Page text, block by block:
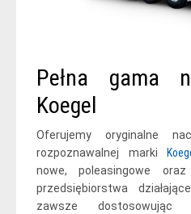
Pełna gama
Koegel
Oferujemy oryginalne
rozpoznawalnej marki
nowe, poleasingowe oraz
przedsiębiorstwa
zawsze